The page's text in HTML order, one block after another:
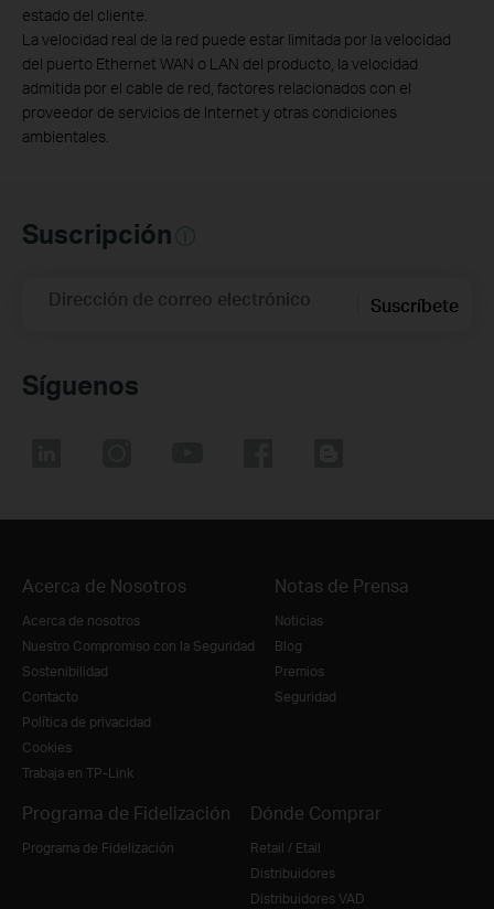
estado del cliente.
La velocidad real de la red puede estar limitada por la velocidad
del puerto Ethernet WAN o LAN del producto, la velocidad
admitida por el cable de red, factores relacionados con el
proveedor de servicios de Internet y otras condiciones
ambientales.
Suscripción
Dirección de correo electrónico Suscríbete
Síguenos
Acerca de Nosotros
Acerca de nosotros
Nuestro Compromiso con la Seguridad
Sostenibilidad
Contacto
Política de privacidad
Cookies
Trabaja en TP-Link
Notas de Prensa
Noticias
Blog
Premios
Seguridad
Programa de Fidelización
Programa de Fidelización
Dónde Comprar
Retail / Etail
Distribuidores
Distribuidores VAD